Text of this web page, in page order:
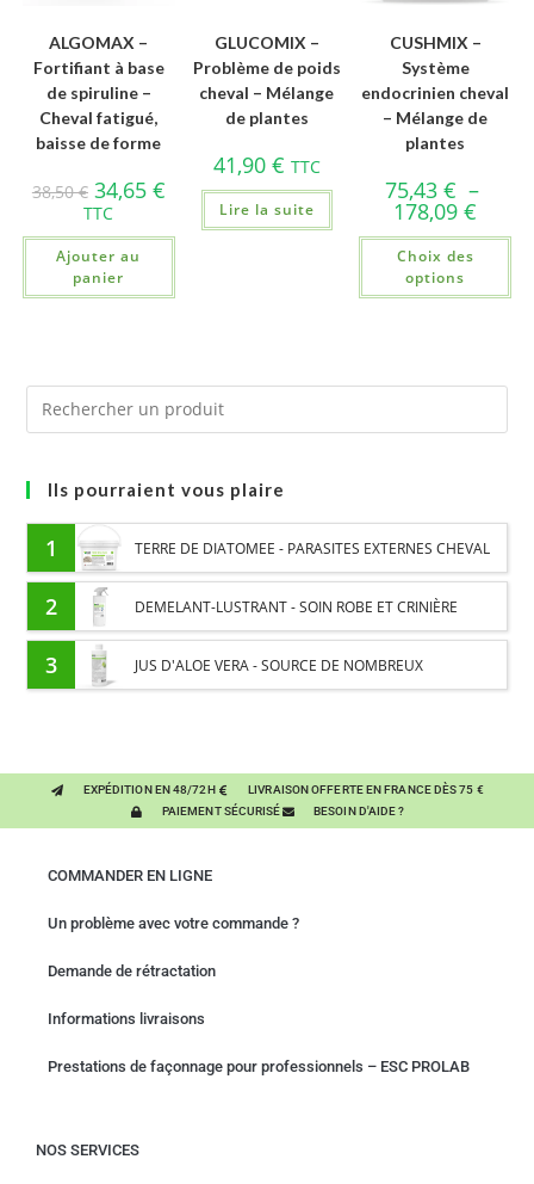
ALGOMAX –
Fortifiant à base
de spiruline –
Cheval fatigué,
baisse de forme
38,50€ 34,65 €
TTC
Ajouter au
panier
GLUCOMIX –
Problème de poids
cheval – Mélange
de plantes
41,90 € TTC
Lire la suite
CUSHMIX –
Système
endocrinien cheval
– Mélange de
plantes
75,43€ –
178,09€
Choix des
options
Ils pourraient vous plaire
1 TERRE DE DIATOMEE - PARASITES EXTERNES CHEVAL
2 DEMELANT-LUSTRANT - SOIN ROBE ET CRINIÈRE
CHEVAL - ENRICHI EN VITAMINE B ET HUILE D'ONAGRE
3 JUS D'ALOE VERA - SOURCE DE NOMBREUX
EXPÉDITION EN 48/72H
LIVRAISON OFFERTE EN FRANCE DÈS 75 €
PAIEMENT SÉCURISÉ
BESOIN D'AIDE ?
COMMANDER EN LIGNE
Un problème avec votre commande ?
Demande de rétractation
Informations livraisons
Prestations de façonnage pour professionnels – ESC PROLAB
NOS SERVICES